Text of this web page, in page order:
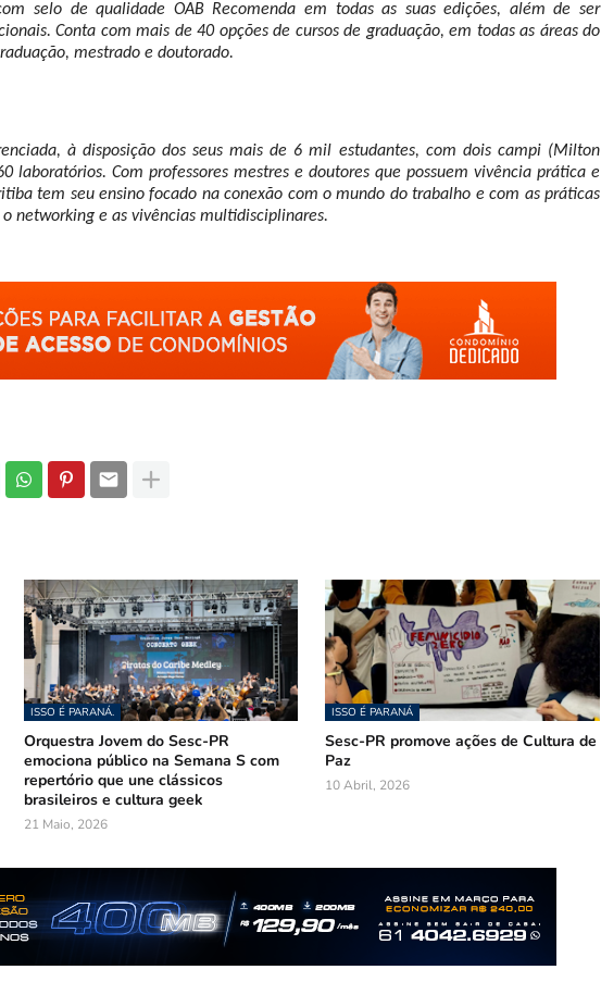
selo de qualidade OAB Recomenda em todas as suas edições, além de ser
Conta com mais de 40 opções de cursos de graduação, em todas as áreas do
mestrado e doutorado.
à disposição dos seus mais de 6 mil estudantes, com dois campi (Milton
laboratórios. Com professores mestres e doutores que possuem vivência prática e
tem seu ensino focado na conexão com o mundo do trabalho e com as práticas
networking e as vivências multidisciplinares.
ISSO É PARANÁ.
Orquestra Jovem do Sesc-PR
emociona público na Semana S com
repertório que une clássicos
brasileiros e cultura geek
21 Maio, 2026
ISSO É PARANÁ
Sesc-PR promove ações de Cultura de
Paz
10 Abril, 2026